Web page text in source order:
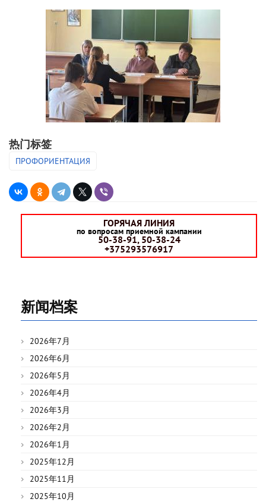
热门标签
ПРОФОРИЕНТАЦИЯ
ГОРЯЧАЯ ЛИНИЯ
по вопросам приемной кампании
50-38-91, 50-38-24
+375293576917
新闻档案
2026年7月
2026年6月
2026年5月
2026年4月
2026年3月
2026年2月
2026年1月
2025年12月
2025年11月
2025年10月